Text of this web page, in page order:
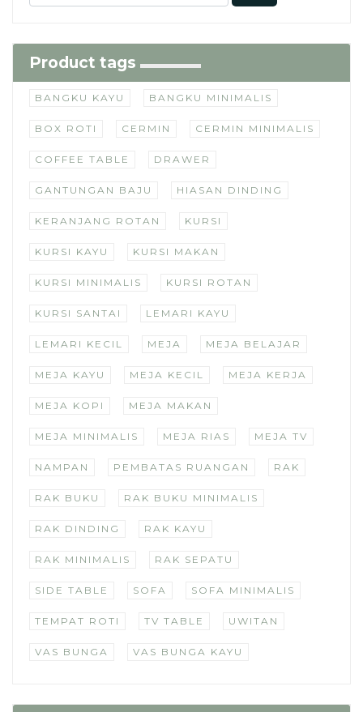
Product tags
BANGKU KAYU BANGKU MINIMALIS
BOX ROTI CERMIN CERMIN MINIMALIS
COFFEE TABLE DRAWER
GANTUNGAN BAJU HIASAN DINDING
KERANJANG ROTAN KURSI
KURSI KAYU KURSI MAKAN
KURSI MINIMALIS KURSI ROTAN
KURSI SANTAI LEMARI KAYU
LEMARI KECIL MEJA MEJA BELAJAR
MEJA KAYU MEJA KECIL MEJA KERJA
MEJA KOPI MEJA MAKAN
MEJA MINIMALIS MEJA RIAS MEJA TV
NAMPAN PEMBATAS RUANGAN RAK
RAK BUKU RAK BUKU MINIMALIS
RAK DINDING RAK KAYU
RAK MINIMALIS RAK SEPATU
SIDE TABLE SOFA SOFA MINIMALIS
TEMPAT ROTI TV TABLE UWITAN
VAS BUNGA VAS BUNGA KAYU